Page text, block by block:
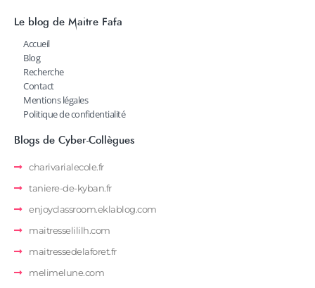
Le blog de Maitre Fafa
Accueil
Blog
Recherche
Contact
Mentions légales
Politique de confidentialité
Blogs de Cyber-Collègues
charivarialecole.fr
taniere-de-kyban.fr
enjoyclassroom.eklablog.com
maitresselililh.com
maitressedelaforet.fr
melimelune.com